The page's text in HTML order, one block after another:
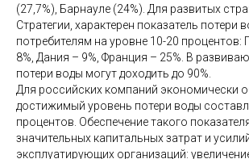
(27,7%), Барнауле (24%). Для развитых
Стратегии, характерен показатель потери
потребителям на уровне 10-20 процентов:
8%, Дания – 9%, Франция – 25%. В
потери воды могут доходить до 90%.
Для российских компаний экономически
достижимый уровень потери воды
процентов. Обеспечение такого
значительных капитальных затрат и
эксплуатирующих организаций: